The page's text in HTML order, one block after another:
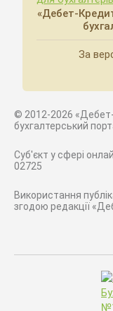
«Дебет-
За
© 2012-2026
бухгалтерський
Суб'єкт у сфері
02725
Використання
згодою редакції